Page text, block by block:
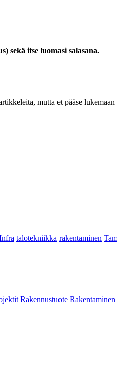
sekä itse luomasi salasana.
mutta et pääse
talotekniikka rakentaminen
Rakennustuote Rakentaminen